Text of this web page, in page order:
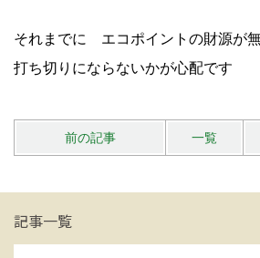
それまでに エコポイントの財源が
打ち切りにならないかが心配です
前の記事 一覧
記事一覧